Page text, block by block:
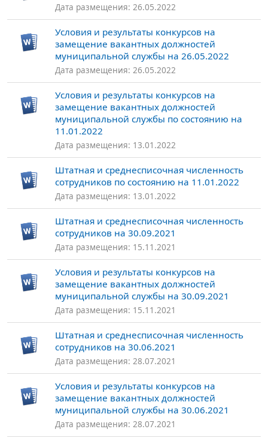
Дата размещения: 26.05.2022
Условия и результаты конкурсов на
замещение вакантных должностей
муниципальной службы на 26.05.2022
Дата размещения: 26.05.2022
Условия и результаты конкурсов на
замещение вакантных должностей
муниципальной службы по состоянию на
11.01.2022
Дата размещения: 13.01.2022
Штатная и среднесписочная численность
сотрудников по состоянию на 11.01.2022
Дата размещения: 13.01.2022
Штатная и среднесписочная численность
сотрудников на 30.09.2021
Дата размещения: 15.11.2021
Условия и результаты конкурсов на
замещение вакантных должностей
муниципальной службы на 30.09.2021
Дата размещения: 15.11.2021
Штатная и среднесписочная численность
сотрудников на 30.06.2021
Дата размещения: 28.07.2021
Условия и результаты конкурсов на
замещение вакантных должностей
муниципальной службы на 30.06.2021
Дата размещения: 28.07.2021